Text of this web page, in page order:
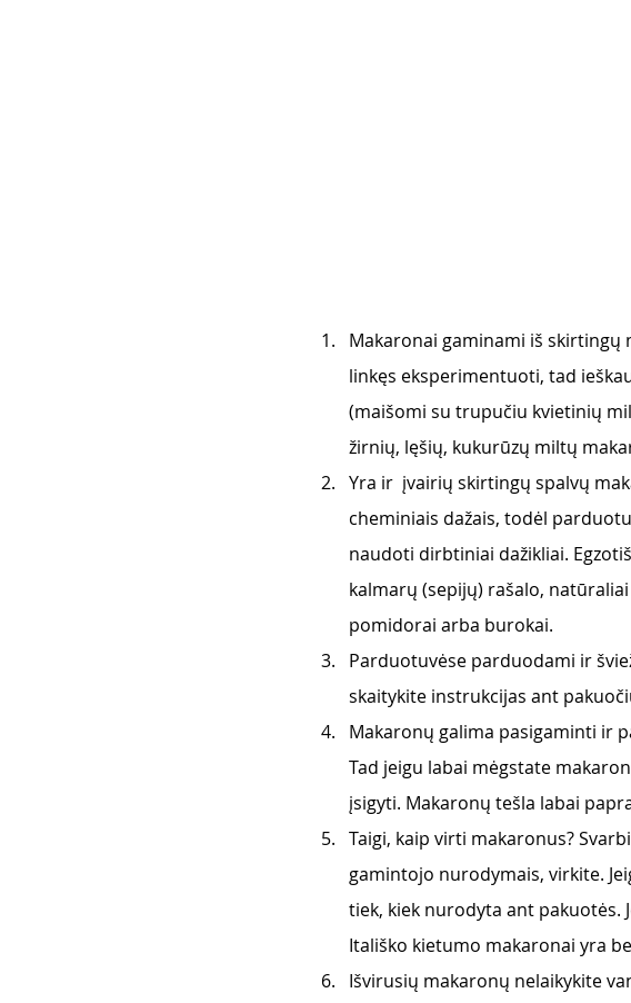
Makaronai gaminami iš skirtingų
linkęs eksperimentuoti, tad
(maišomi su trupučiu kvietinių
žirnių, lęšių, kukurūzų miltų
Yra ir  įvairių skirtingų spalvų
cheminiais dažais, todėl
naudoti dirbtiniai dažikliai.
kalmarų (sepijų) rašalo,
pomidorai arba burokai.
Parduotuvėse parduodami ir
skaitykite instrukcijas ant
Makaronų galima pasigaminti ir
Tad jeigu labai mėgstate
įsigyti. Makaronų tešla labai
Taigi, kaip virti makaronus?
gamintojo nurodymais, virkite.
tiek, kiek nurodyta ant pakuotės.
Itališko kietumo makaronai yra
Išvirusių makaronų nelaikykite